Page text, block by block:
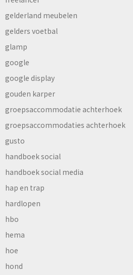
gelderland meubelen
gelders voetbal
glamp
google
google display
gouden karper
groepsaccommodatie achterhoek
groepsaccommodaties achterhoek
gusto
handboek social
handboek social media
hap en trap
hardlopen
hbo
hema
hoe
hond